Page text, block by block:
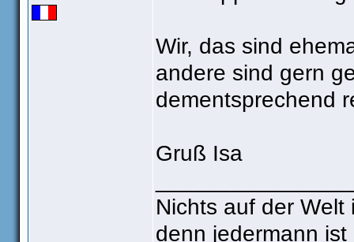
Wir, das sind
andere sind gern
dementsprechend
Gruß Isa
Nichts auf der
denn jedermann